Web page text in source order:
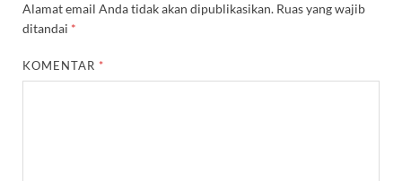
Alamat email Anda tidak akan dipublikasikan. Ruas yang wajib
ditandai *
KOMENTAR *